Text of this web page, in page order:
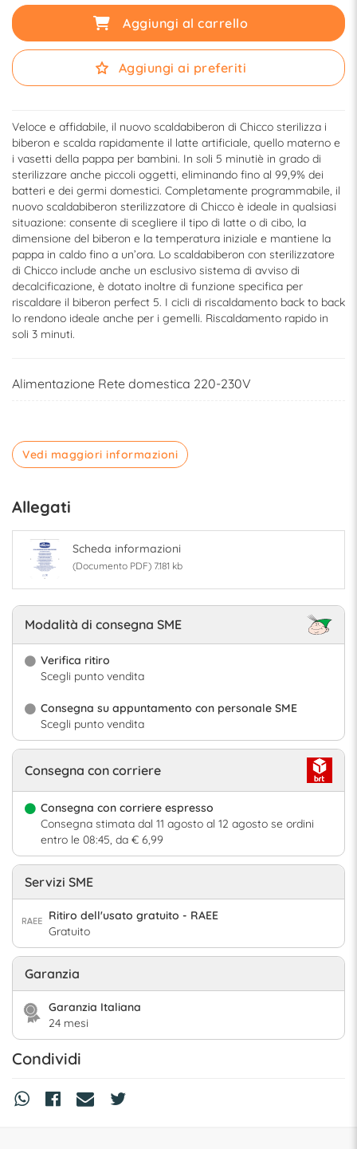
Aggiungi al carrello
Aggiungi ai preferiti
Veloce e affidabile, il nuovo scaldabiberon di Chicco sterilizza i
biberon e scalda rapidamente il latte artificiale, quello materno e
i vasetti della pappa per bambini. In soli 5 minutiè in grado di
sterilizzare anche piccoli oggetti, eliminando fino al 99,9% dei
batteri e dei germi domestici. Completamente programmabile, il
nuovo scaldabiberon sterilizzatore di Chicco è ideale in qualsiasi
situazione: consente di scegliere il tipo di latte o di cibo, la
dimensione del biberon e la temperatura iniziale e mantiene la
pappa in caldo fino a un’ora. Lo scaldabiberon con sterilizzatore
di Chicco include anche un esclusivo sistema di avviso di
decalcificazione, è dotato inoltre di funzione specifica per
riscaldare il biberon perfect 5. I cicli di riscaldamento back to back
lo rendono ideale anche per i gemelli. Riscaldamento rapido in
soli 3 minuti.
Alimentazione Rete domestica 220-230V
Vedi maggiori informazioni
Allegati
Scheda informazioni
(Documento PDF) 7.181 kb
Modalità di consegna SME
Verifica ritiro
Scegli punto vendita
Consegna su appuntamento con personale SME
Scegli punto vendita
Consegna con corriere
Consegna con corriere espresso
Consegna stimata dal 11 agosto al 12 agosto se ordini
entro le 08:45, da € 6,99
Servizi SME
Ritiro dell'usato gratuito - RAEE
Gratuito
Garanzia
Garanzia Italiana
24 mesi
Condividi